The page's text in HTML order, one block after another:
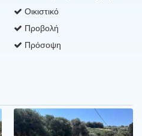
Οικιστικό
Προβολή
Πρόσοψη